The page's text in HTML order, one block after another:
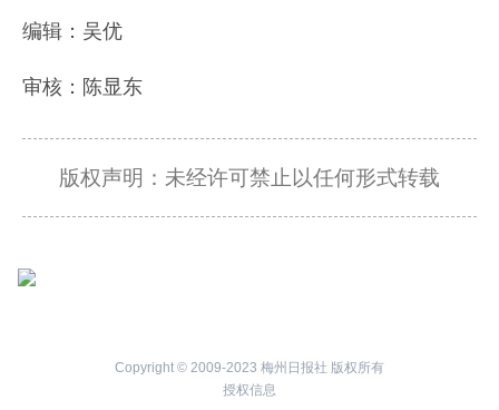
编辑：吴优
审核：陈显东
版权声明：未经许可禁止以任何形式转载
Copyright © 2009-2023 梅州日报社 版权所有
授权信息